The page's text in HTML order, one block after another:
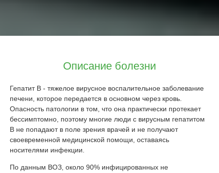
Описание болезни
Гепатит B - тяжелое вирусное воспалительное заболевание
печени, которое передается в основном через кровь.
Опасность патологии в том, что она практически протекает
бессимптомно, поэтому многие люди с вирусным гепатитом
В не попадают в поле зрения врачей и не получают
своевременной медицинской помощи, оставаясь
носителями инфекции.
По данным ВОЗ, около 90% инфицированных не